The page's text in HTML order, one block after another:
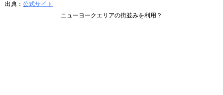
出典： 公式サイト
ニューヨークエリアの街並みを利用？